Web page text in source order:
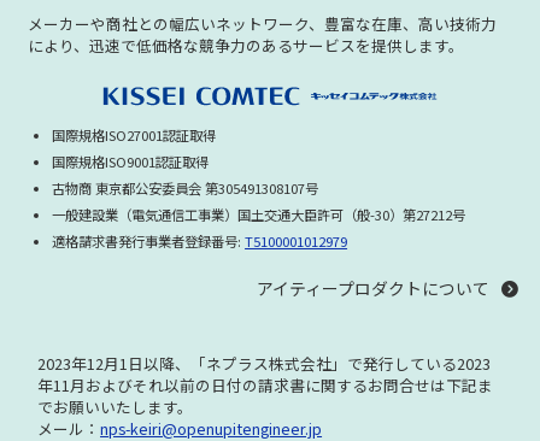
Cisco ASR Processor
Cisco ASA 5500 Series
Cisco ASA5500X Series
Cisco ASA5505 Series
Cisco ASA5506 Series
Cisco ASA5508 Series
Cisco ASA5510 Series
Cisco ASA5540 Series
Cisco ASA5550 Series
Cisco ASA5580 Series
Cisco ASR License
UCS Series
Cisco Aironet Accessories
Cisco Meraki Series
Cisco IPS Series
Cisco IP Phone
メーカーや商社との幅広いネットワーク、豊富な在庫、高い技術力
により、迅速で低価格な競争力のあるサービスを提供します。
国際規格ISO27001認証取得
国際規格ISO9001認証取得
古物商 東京都公安委員会 第305491308107号
一般建設業（電気通信工事業）国土交通大臣許可（般-30）第27212号
適格請求書発行事業者登録番号:T5100001012979
アイティープロダクトについて
2023年12月1日以降、「ネプラス株式会社」で発行している2023
年11月およびそれ以前の日付の請求書に関するお問合せは下記ま
でお願いいたします。
メール：nps-keiri@openupitengineer.jp